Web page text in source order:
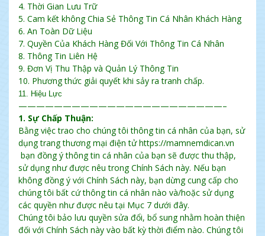
4. Thời Gian Lưu Trữ
5. Cam kết không Chia Sẻ Thông Tin Cá Nhân Khách Hàng
6. An Toàn Dữ Liệu
7. Quyền Của Khách Hàng Đối Với Thông Tin Cá Nhân
8. Thông Tin Liên Hệ
9. Đơn Vị Thu Thập và Quản Lý Thông Tin
10. Phương thức giải quyết khi sảy ra tranh chấp.
11. Hiệu Lực
———————————————————————–
1. Sự Chấp Thuận:
Bằng việc trao cho chúng tôi thông tin cá nhân của bạn, sử
dụng trang thương mại điện tửhttps://mamnemdican.vn
bạn đồng ý thông tin cá nhân của bạn sẽ được thu thập,
sử dụng như được nêu trong Chính Sách này. Nếu bạn
không đồng ý với Chính Sách này, bạn dừng cung cấp cho
chúng tôi bất cứ thông tin cá nhân nào và/hoặc sử dụng
các quyền như được nêu tại Mục 7 dưới đây.
Chúng tôi bảo lưu quyền sửa đổi, bổ sung nhằm hoàn thiện
đối với Chính Sách này vào bất kỳ thời điểm nào. Chúng tôi